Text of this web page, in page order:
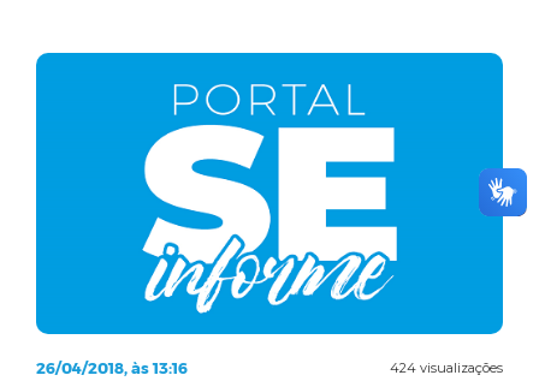
424 visualizações
26/04/2018, às 13:16